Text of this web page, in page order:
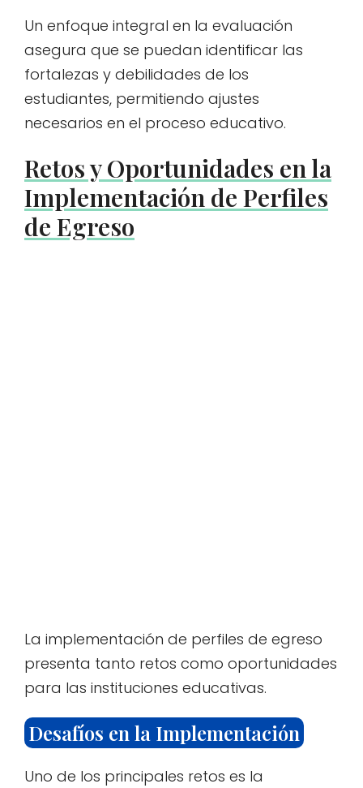
Un enfoque integral en la evaluación
asegura que se puedan identificar las
fortalezas y debilidades de los
estudiantes, permitiendo ajustes
necesarios en el proceso educativo.
Retos y Oportunidades en la
Implementación de Perfiles
de Egreso
La implementación de perfiles de egreso
presenta tanto retos como oportunidades
para las instituciones educativas.
Desafíos en la Implementación
Uno de los principales retos es la